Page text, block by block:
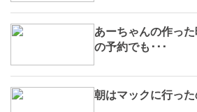
あーちゃんの作っ
の予約でも･･･
朝はマックに行っ